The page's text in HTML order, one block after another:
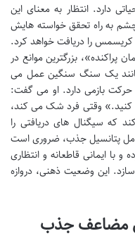
دارد. انتظار به معنای این
به راه تحقق خواسته هایش
را دریافت خواهد کرد.
پراکنده»، بزرگترین موانع در
یک سنگ سنگین عمل می
حرکت بازمی دارد. او می گفت:
وقتی فرد شک می کند،
که سیگنال های دریافتی را
پتانسیل جذب، ضروری است
با ایمانی قاطعانه و انتظاری
این وضعیت ذهنی، دروازه
مضاعف جذب